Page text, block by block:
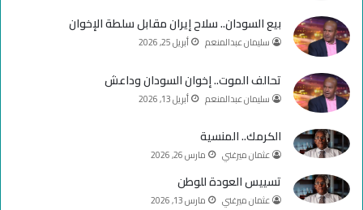
e
م
بيع السودان.. سلاح إيران مقابل سلطة الإخوان
سليمان عبدالمنعم أبريل 25, 2026
تحالف الموت.. إخوان السودان وداعش
سليمان عبدالمنعم أبريل 13, 2026
الكرمك.. المنسية
عثمان ميرغني مارس 26, 2026
تسييس العودة للوطن
عثمان ميرغني مارس 13, 2026